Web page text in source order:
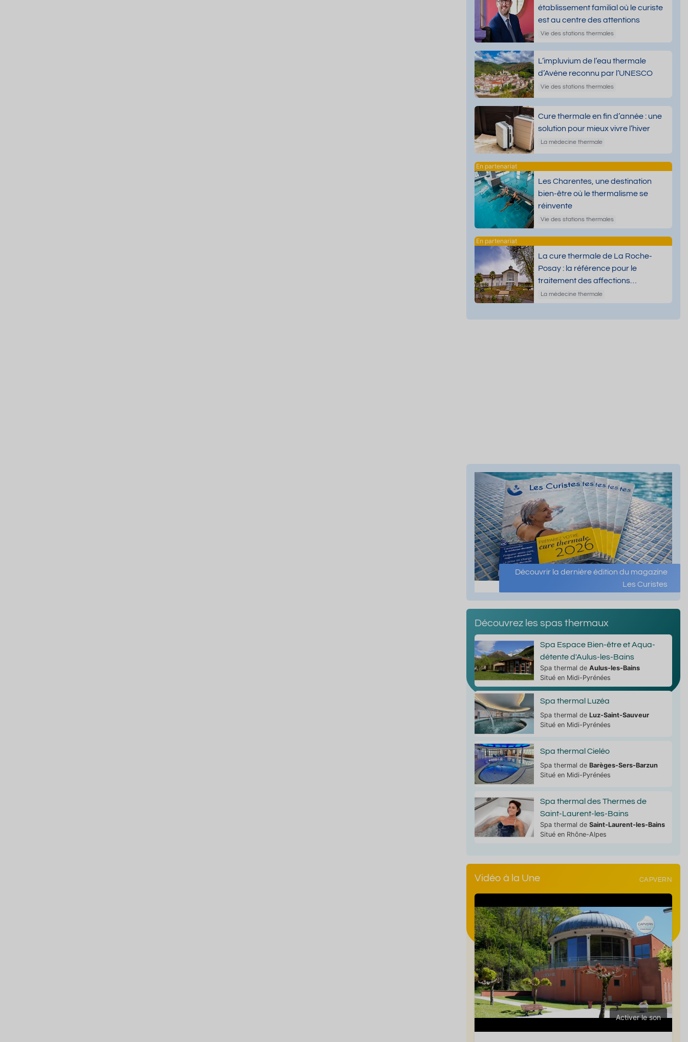
établissement familial où le curiste
est au centre des attentions
Vie des stations thermales
L’impluvium de l’eau thermale
d’Avène reconnu par l’UNESCO
Vie des stations thermales
Cure thermale en fin d’année : une
solution pour mieux vivre l’hiver
La médecine thermale
Les Charentes, une destination
bien-être où le thermalisme se
réinvente
Vie des stations thermales
La cure thermale de La Roche-
Posay : la référence pour le
traitement des affections
dermatologiques
La médecine thermale
Découvrir la dernière édition du magazine
Les Curistes
Découvrez les spas thermaux
Spa Espace Bien-être et Aqua-
détente d'Aulus-les-Bains
Spa thermal de Aulus-les-Bains
Situé en Midi-Pyrénées
Spa thermal Luzéa
Spa thermal de Luz-Saint-Sauveur
Situé en Midi-Pyrénées
Spa thermal Cieléo
Spa thermal de Barèges-Sers-Barzun
Situé en Midi-Pyrénées
Spa thermal des Thermes de
Saint-Laurent-les-Bains
Spa thermal de Saint-Laurent-les-Bains
Situé en Rhône-Alpes
Vidéo à la Une CAPVERN
Activer le son